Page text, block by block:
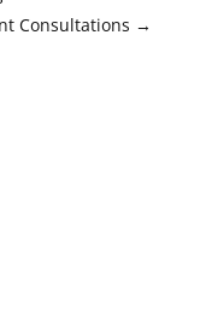
Consultations →